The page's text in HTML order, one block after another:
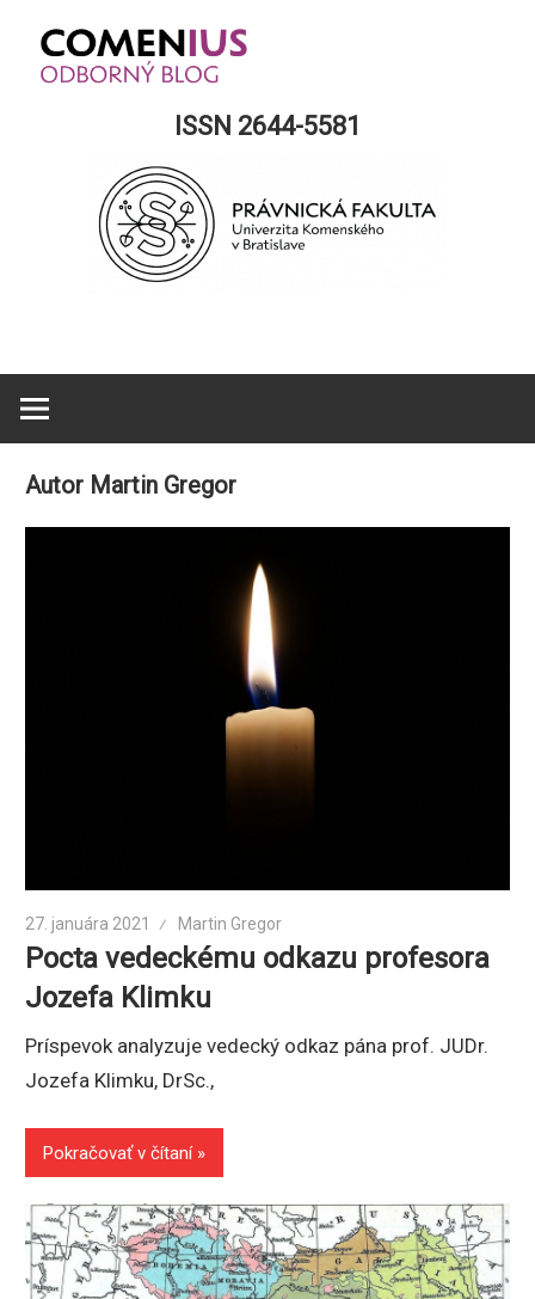
content
Comenius
Blog
ISSN 2644-5581
Autor Martin Gregor
27. januára 2021 Martin Gregor
Pocta vedeckému odkazu profesora
Jozefa Klimku
Príspevok analyzuje vedecký odkaz pána prof. JUDr.
Jozefa Klimku, DrSc.,
Pokračovať v čítaní